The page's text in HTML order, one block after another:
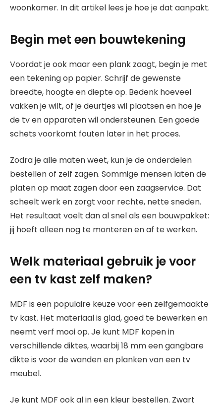
woonkamer. In dit artikel lees je hoe je dat aanpakt.
Begin met een bouwtekening
Voordat je ook maar een plank zaagt, begin je met
een tekening op papier. Schrijf de gewenste
breedte, hoogte en diepte op. Bedenk hoeveel
vakken je wilt, of je deurtjes wil plaatsen en hoe je
de tv en apparaten wil ondersteunen. Een goede
schets voorkomt fouten later in het proces.
Zodra je alle maten weet, kun je de onderdelen
bestellen of zelf zagen. Sommige mensen laten de
platen op maat zagen door een zaagservice. Dat
scheelt werk en zorgt voor rechte, nette sneden.
Het resultaat voelt dan al snel als een bouwpakket:
jij hoeft alleen nog te monteren en af te werken.
Welk materiaal gebruik je voor
een tv kast zelf maken?
MDF is een populaire keuze voor een zelfgemaakte
tv kast. Het materiaal is glad, goed te bewerken en
neemt verf mooi op. Je kunt MDF kopen in
verschillende diktes, waarbij 18 mm een gangbare
dikte is voor de wanden en planken van een tv
meubel.
Je kunt MDF ook al in een kleur bestellen. Zwart